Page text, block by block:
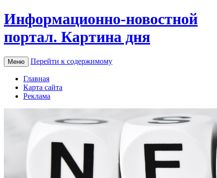
Информационно-новостной
портал. Картина дня
Меню Перейти к содержимому
Главная
Карта сайта
Реклама